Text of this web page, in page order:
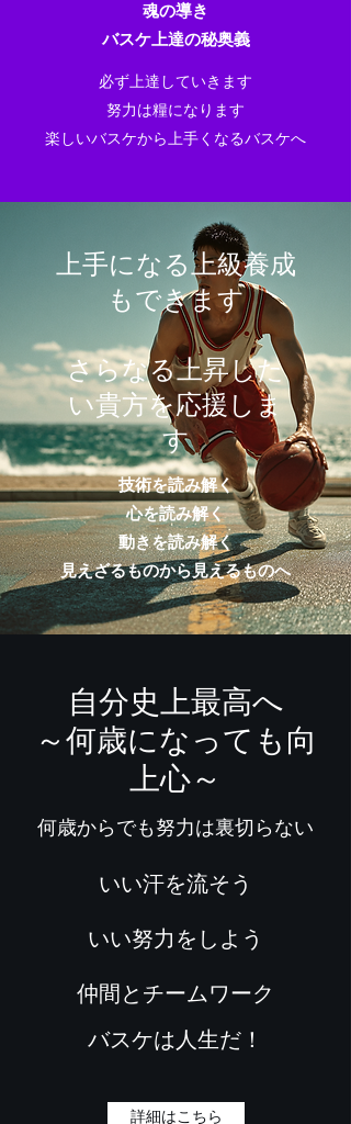
魂の導き
バスケ上達の秘奥義
必ず上達していきます
努力は糧になります
​楽しいバスケから上手くなるバスケへ
上手になる上級養成
もできます
​さらなる上昇した
い貴方を応援しま
す
技術を読み解く
心を読み解く
動きを読み解く
見えざるものから見えるものへ
​自分史上最高へ
​～何歳になっても向
上心～
​何歳からでも努力は裏切らない
いい汗を流そう
いい努力をしよう
仲間とチームワーク
バスケは人生だ！
詳細はこちら